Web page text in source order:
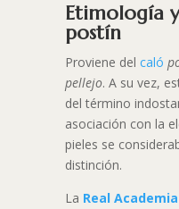
Etimología
postín
Proviene del caló
pellejo. A su vez,
del término
asociación con la
pieles se
distinción.
La Real